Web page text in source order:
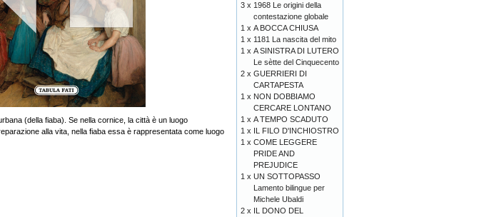
(della fiaba). Se nella cornice, la città è un luogo
alla vita, nella fiaba essa è rappresentata come luogo
3 x 1968 Le origini della
contestazione globale
1 x A BOCCA CHIUSA
1 x 1181 La nascita del mito
1 x A SINISTRA DI LUTERO
Le sètte del Cinquecento
2 x GUERRIERI DI
CARTAPESTA
1 x NON DOBBIAMO
CERCARE LONTANO
1 x A TEMPO SCADUTO
1 x IL FILO D'INCHIOSTRO
1 x COME LEGGERE
PRIDE AND
PREJUDICE
1 x UN SOTTOPASSO
Lamento bilingue per
Michele Ubaldi
2 x IL DONO DEL